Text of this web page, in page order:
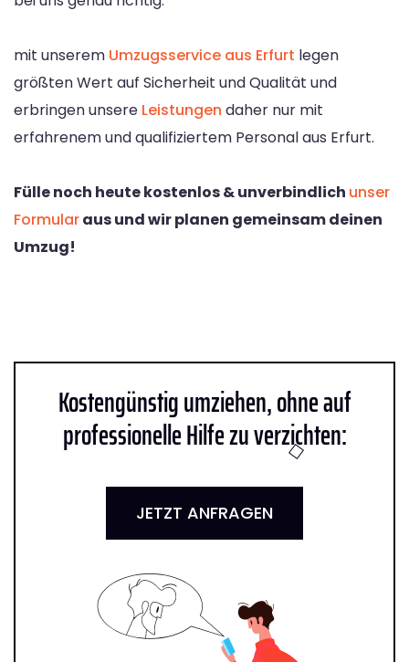
mit unserem Umzugsservice aus Erfurt legen
größten Wert auf Sicherheit und Qualität und
erbringen unsere Leistungen daher nur mit
erfahrenem und qualifiziertem Personal aus Erfurt.
Fülle noch heute kostenlos & unverbindlich unser
Formularaus und wir planen gemeinsam deinen
Umzug!
Kostengünstig umziehen, ohne auf
professionelle Hilfe zu verzichten:
JETZT ANFRAGEN